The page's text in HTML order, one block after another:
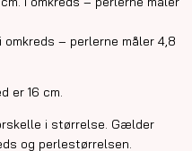
omkreds – perlerne måler 4,8
er 16 cm.
i størrelse. Gælder
og perlestørrelsen.